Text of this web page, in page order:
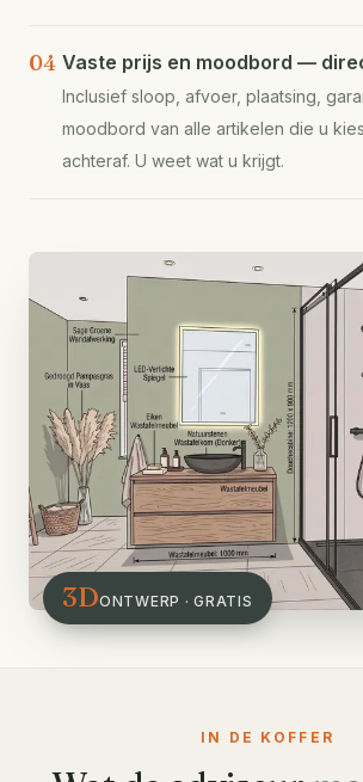
04 Vaste prijs en moodbord —
Inclusief sloop, afvoer, plaatsing,
moodbord van alle artikelen die u
achteraf. U weet wat u krijgt.
3DONTWERP · GRATIS
IN DE KOFFER